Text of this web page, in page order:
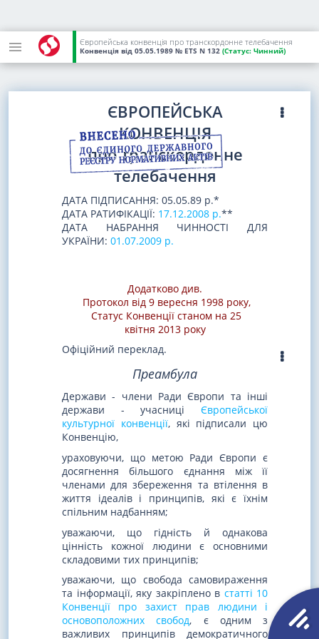
Європейська конвенція про транскордонне телебачення
Конвенція від 05.05.1989 № ETS N 132 (Статус: Чинний)
ЄВРОПЕЙСЬКА
КОНВЕНЦІЯ
про транскордонне
телебачення
ДАТА ПІДПИСАННЯ: 05.05.89 р.*
ДАТА РАТИФІКАЦІЇ: 17.12.2008 р.**
ДАТА НАБРАННЯ ЧИННОСТІ ДЛЯ
УКРАЇНИ: 01.07.2009 р.
Додатково див.
Протокол від 9 вересня 1998 року,
Статус Конвенції станом на 25
квітня 2013 року
Офіційний переклад.
Преамбула
Держави - члени Ради Європи та інші
держави - учасниці Європейської
культурної конвенції, які підписали цю
Конвенцію,
ураховуючи, що метою Ради Європи є
досягнення більшого єднання між її
членами для збереження та втілення в
життя ідеалів і принципів, які є їхнім
спільним надбанням;
уважаючи, що гідність й однакова
цінність кожної людини є основними
складовими тих принципів;
уважаючи, що свобода самовираження
та інформації, яку закріплено в статті 10
Конвенції про захист прав людини і
основоположних свобод, є одним з
важливих принципів демократичного